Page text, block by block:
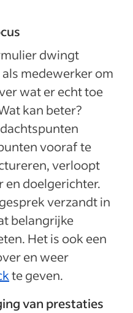
dwingt
medewerker om
wat er echt toe
kan beter?
vooraf te
verloopt
en doelgerichter.
verzandt in
belangrijke
Het is ook een
en weer
te geven.
van prestaties